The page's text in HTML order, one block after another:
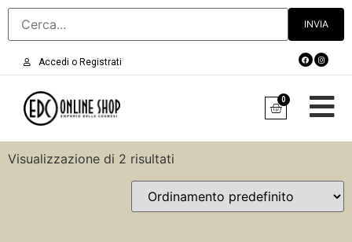
Accedi o Registrati
0
Visualizzazione di 2 risultati